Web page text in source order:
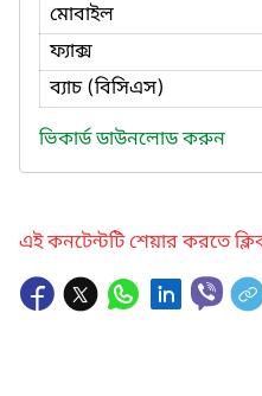
মোবাইল
ফ্যাক্স
ব্যাচ (বিসিএস)
ভিকার্ড ডাউনলোড করুন
এই কনটেন্টটি শেয়ার করতে